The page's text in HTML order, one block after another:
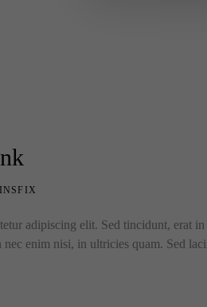
adipiscing elit. Sed tincidunt, erat
enim nisi, in ultricies quam. Sed